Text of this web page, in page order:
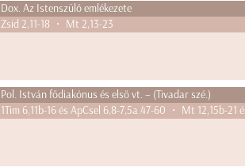
Dox. Az Istenszülő emlékezete
Zsid 2,11-18 • Mt 2,13-23
Pol. István fődiakónus és első vt. – (Tivadar szé.)
1Tim 6,11b-16 és ApCsel 6,8-7,5a.47-60 • Mt 12,15b-21